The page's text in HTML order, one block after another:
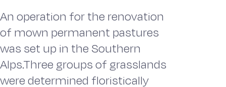
An operation for the renovation
of mown permanent pastures
was set up in the Southern
Alps.Three groups of grasslands
were determined floristically